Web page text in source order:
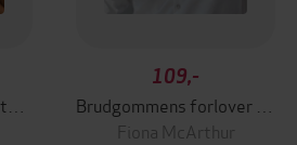
109,-
Fiona McArthur